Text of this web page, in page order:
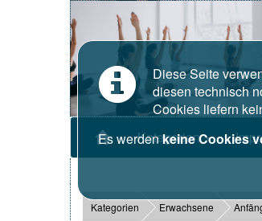
Kategorien
Kategorien Erwachsene
Diese Seite
diesen technisch
Cookies liefern
Es werdenkeine Cookies